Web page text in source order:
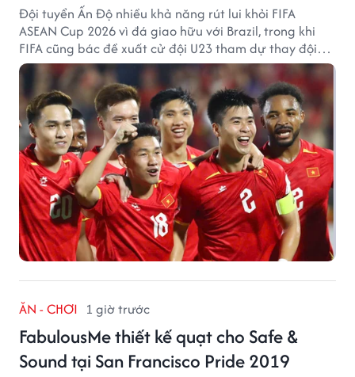
Đội tuyển Ấn Độ nhiều khả năng rút lui khỏi FIFA
ASEAN Cup 2026 vì đá giao hữu với Brazil, trong khi
FIFA cũng bác đề xuất cử đội U23 tham dự thay đội
tuyển quốc gia.
ĂN - CHƠI 1 giờ trước
FabulousMe thiết kế quạt cho Safe &
Sound tại San Francisco Pride 2019